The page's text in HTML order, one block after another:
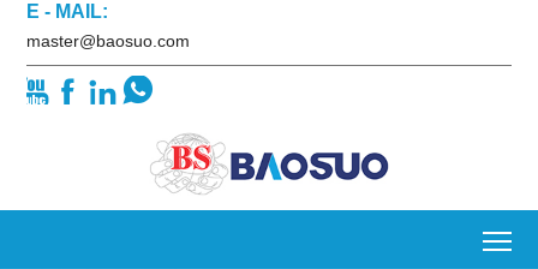
E - MAIL:
master@baosuo.com
   